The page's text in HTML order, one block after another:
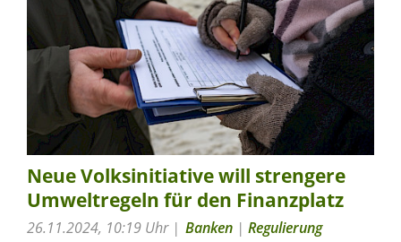
Neue Volksinitiative will strengere
Umweltregeln für den Finanzplatz
26.11.2024, 10:19 Uhr Banken | Regulierung